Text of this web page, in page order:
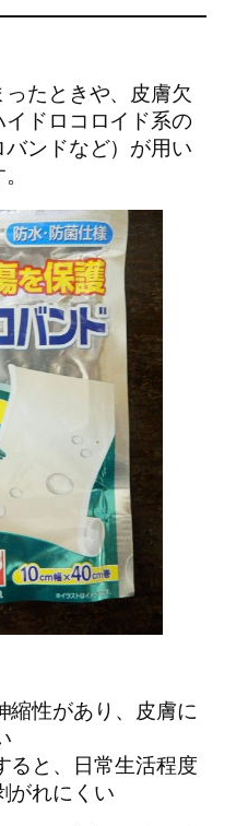
たときや、皮膚欠
ドロコロイド系の
ンドなど）が用い
縮性があり、皮膚に
ると、日常生活程度
がれにくい